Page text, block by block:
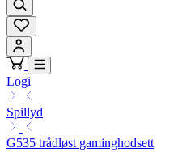
Logi
Spillyd
G535 trådløst gaminghodsett